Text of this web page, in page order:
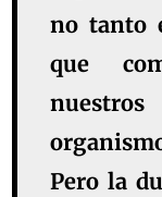
no tanto
que
Pero la